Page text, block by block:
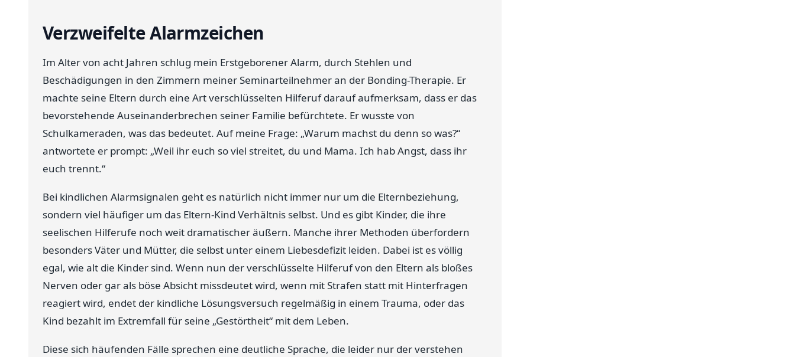
Verzweifelte Alarmzeichen
Im Alter von acht Jahren schlug mein Erstgeborener Alarm, durch Stehlen und
Beschädigungen in den Zimmern meiner Seminarteilnehmer an der Bonding-Therapie. Er
machte seine Eltern durch eine Art verschlüsselten Hilferuf darauf aufmerksam, dass er das
bevorstehende Auseinanderbrechen seiner Familie befürchtete. Er wusste von
Schulkameraden, was das bedeutet. Auf meine Frage: „Warum machst du denn so was?“
antwortete er prompt: „Weil ihr euch so viel streitet, du und Mama. Ich hab Angst, dass ihr
euch trennt.“
Bei kindlichen Alarmsignalen geht es natürlich nicht immer nur um die Elternbeziehung,
sondern viel häufiger um das Eltern-Kind Verhältnis selbst. Und es gibt Kinder, die ihre
seelischen Hilferufe noch weit dramatischer äußern. Manche ihrer Methoden überfordern
besonders Väter und Mütter, die selbst unter einem Liebesdefizit leiden. Dabei ist es völlig
egal, wie alt die Kinder sind. Wenn nun der verschlüsselte Hilferuf von den Eltern als bloßes
Nerven oder gar als böse Absicht missdeutet wird, wenn mit Strafen statt mit Hinterfragen
reagiert wird, endet der kindliche Lösungsversuch regelmäßig in einem Trauma, oder das
Kind bezahlt im Extremfall für seine „Gestörtheit“ mit dem Leben.
Diese sich häufenden Fälle sprechen eine deutliche Sprache, die leider nur der verstehen